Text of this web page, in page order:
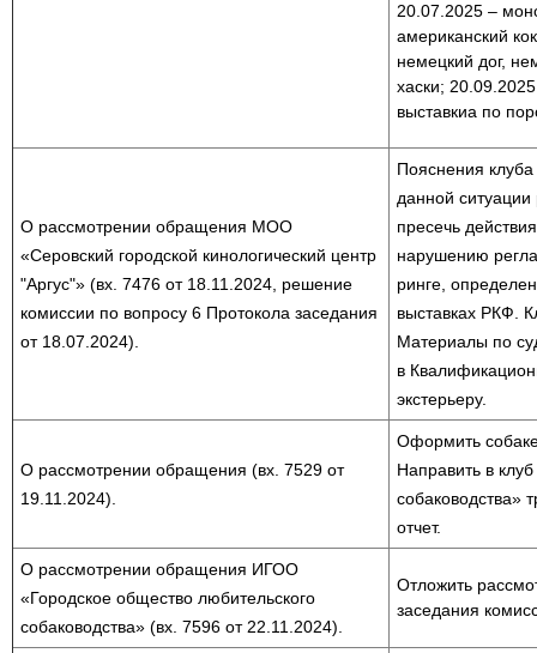
20.07.2025 –
американский
немецкий дог,
хаски;
выставкиа по
О рассмотрении обращения МОО
«Серовский городской кинологический центр
"Аргус"» (вх. 7476 от 18.11.2024, решение
комиссии по вопросу 6 Протокола заседания
от 18.07.2024).
Пояснения
данной ситуации
пресечь
нарушению
ринге,
выставках РКФ.
Материалы по
в
экстерьеру.
О рассмотрении обращения (вх. 7529 от
19.11.2024).
Оформить
Направить в
собаководства»
отчет.
О рассмотрении обращения ИГОО
«Городское общество любительского
собаководства» (вх. 7596 от 22.11.2024).
Отложить
заседания